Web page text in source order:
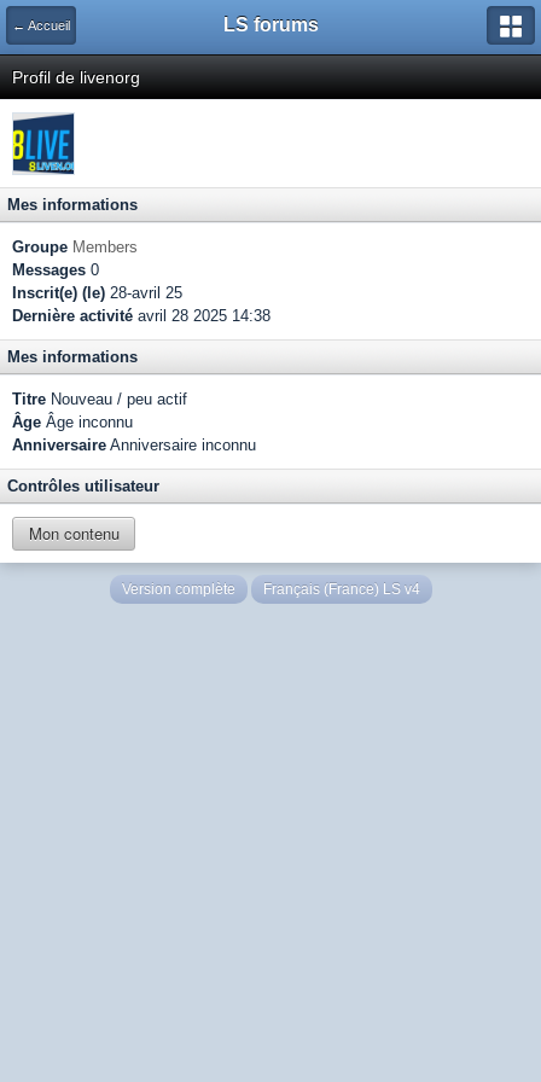
← Accueil LS forums
Profil de livenorg
Mes informations
Groupe Members
Messages 0
Inscrit(e) (le) 28-avril 25
Dernière activité avril 28 2025 14:38
Mes informations
Titre Nouveau / peu actif
Âge Âge inconnu
Anniversaire Anniversaire inconnu
Contrôles utilisateur
Mon contenu
Version complète Français (France) LS v4